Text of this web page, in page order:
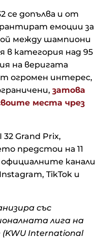
се допълва и от
емоции за
между шампиони
в категория над 95
на веригата
огромен интерес,
затова
места чрез
Grand Prix,
предстои на 11
канали
TikTok и
със
лига на
International